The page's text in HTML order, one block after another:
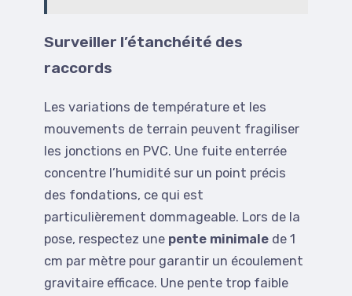
Surveiller l’étanchéité des
raccords
Les variations de température et les
mouvements de terrain peuvent fragiliser
les jonctions en PVC. Une fuite enterrée
concentre l’humidité sur un point précis
des fondations, ce qui est
particulièrement dommageable. Lors de la
pose, respectez une pente minimale de 1
cm par mètre pour garantir un écoulement
gravitaire efficace. Une pente trop faible